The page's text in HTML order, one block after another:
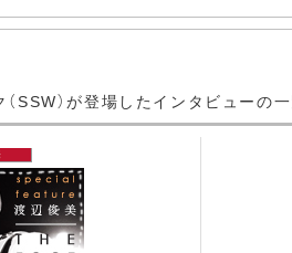
SSW）が登場したインタビューの一